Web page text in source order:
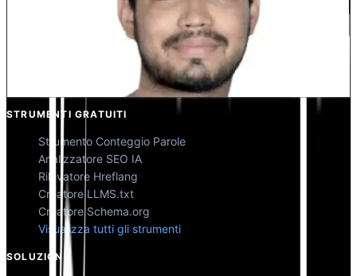
Kunal Singh Shekhawat
STRUMENTI GRATUITI
Strumento Conteggio Parole
Analizzatore SEO IA
Rilevatore Hreflang
Creatore LLMS.txt
Creatore Schema.org
Visualizza tutti gli strumenti
SOLUZIONI